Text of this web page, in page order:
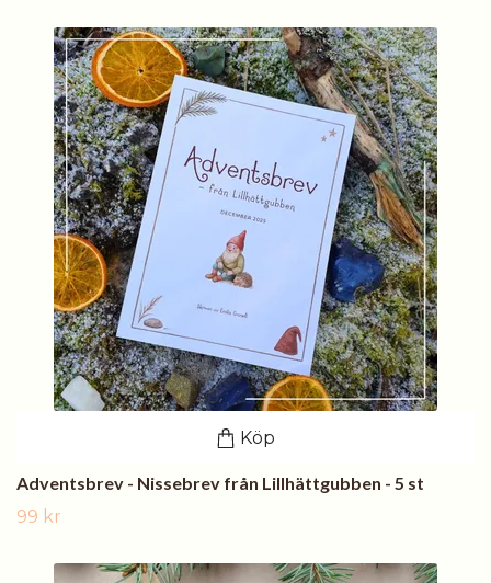
Köp
Adventsbrev - Nissebrev från Lillhättgubben - 5 st
99 kr